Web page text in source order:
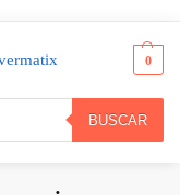
BUSCAR
0
cableado – USB-C, USB-A a través de adaptador Bluetooth – negro – Certificado por Zoom, Certificado para Equipos de Microsoft · 77Y98AA